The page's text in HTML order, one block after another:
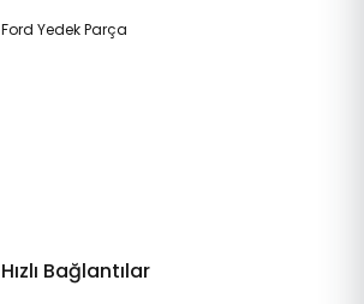
Ford Yedek Parça
Hızlı Bağlantılar